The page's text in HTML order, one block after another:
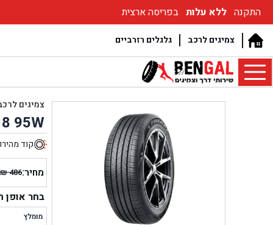
התקנה ללא עלות בפריסה ארצית
גלגלים רזרביים צמיגים לרכב
צמיגים
95W
קוד
מחיר: ₪486
היה:
הוא:
בחר אופן
מומלץ